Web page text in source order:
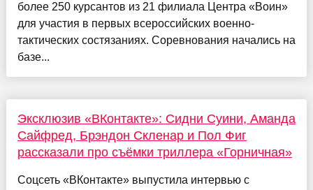
более 250 курсантов из 21 филиала Центра «Воин»
для участия в первых всероссийских военно-
тактических состязаниях. Соревнования начались на
базе...
Эксклюзив «ВКонтакте»: Сидни Суини, Аманда
Сайфред, Брэндон Скленар и Пол Фиг
рассказали про съёмки триллера «Горничная»
Соцсеть «ВКонтакте» выпустила интервью с